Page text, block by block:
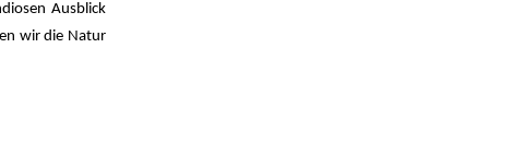
Ausblick
wir die Natur